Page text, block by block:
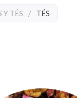
Y TÉS / TÉS